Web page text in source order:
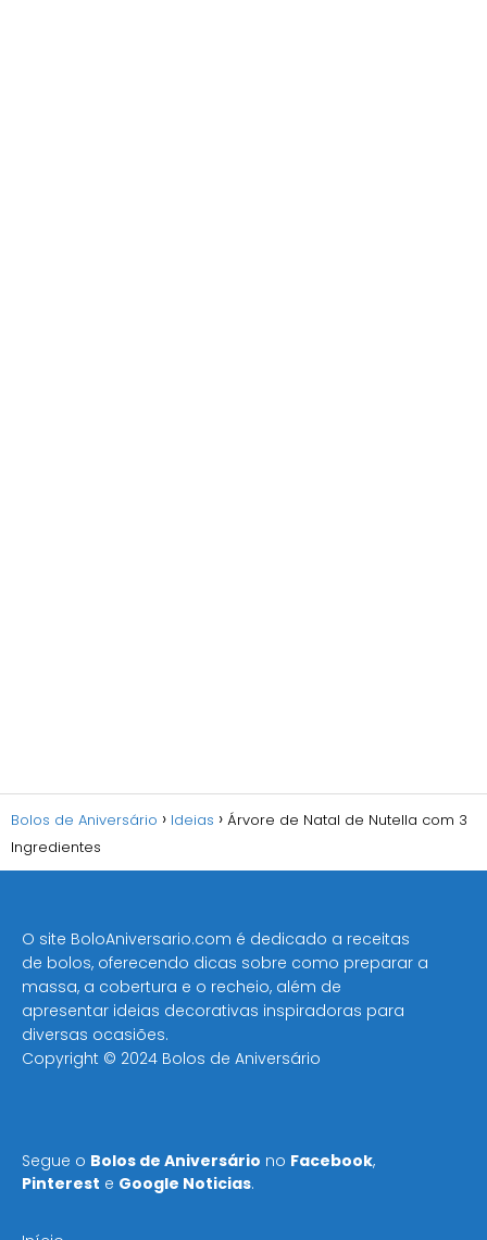
Bolos de Aniversário Ideias
Árvore de Natal de Nutella com 3
Ingredientes
O site BoloAniversario.com é dedicado a receitas
de bolos, oferecendo dicas sobre como preparar a
massa, a cobertura e o recheio, além de
apresentar ideias decorativas inspiradoras para
diversas ocasiões​.
Copyright © 2024 Bolos de Aniversário
Segue o Bolos de Aniversário no Facebook,
Pinterest e Google Noticias.